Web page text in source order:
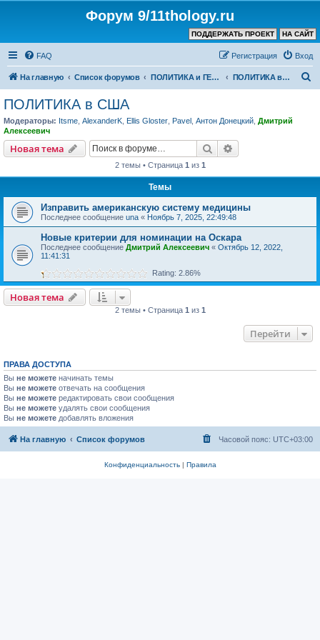
Форум 9/11thology.ru
НА САЙТ
ПОДДЕРЖАТЬ ПРОЕКТ
FAQ Вход
Регистрация
На главную Список форумов ПОЛИТИКА и ГЕОПОЛИТИКА ПОЛИТИКА в США
ПОЛИТИКА в США
Модераторы: Itsme AlexanderK Ellis Gloster Pavel Антон Донецкий Дмитрий
Алексеевич
Новая тема Поиск
2 темы • Страница 1 из 1
Темы
Изправить американскую систему медицины
Последнее сообщение una « Ноябрь 7, 2025, 22:49:48
Новые критерии для номинации на Оскара
Последнее сообщение Дмитрий Алексеевич « Октябрь 12, 2022,
11:41:31
Rating: 2.86%
Новая тема
2 темы • Страница 1 из 1
Перейти
ПРАВА ДОСТУПА
Вы не можете начинать темы
Вы не можете отвечать на сообщения
Вы не можете редактировать свои сообщения
Вы не можете удалять свои сообщения
Вы не можете добавлять вложения
На главную Список форумов Часовой пояс: UTC+03:00
Конфиденциальность| Правила